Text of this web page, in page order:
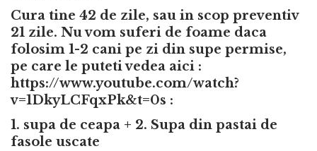
Cura tine 42 de zile, sau in scop preventiv
21 zile. Nu vom suferi de foame daca
folosim 1-2 cani pe zi din supe permise,
pe care le puteti vedea aici :
https://www.youtube.com/watch?
v=1DkyLCFqxPk&t=0s :
1. supa de ceapa + 2. Supa din pastai de
fasole uscate